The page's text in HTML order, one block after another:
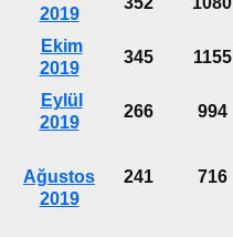
2019
Ekim
2019
345 1155
Eylül
2019
266 994
Ağustos
2019
241 716